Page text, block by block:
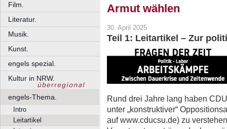
Film.
Literatur.
Musik.
Kunst.
engels spezial.
Kultur in NRW.
engels-Thema.
Intro
Leitartikel
Armut wählen
30. April 2025
Teil 1: Leitartikel – Zur
Rund drei Jahre lang haben
unter „konstruktiver“
auf www.cducsu.de) zu